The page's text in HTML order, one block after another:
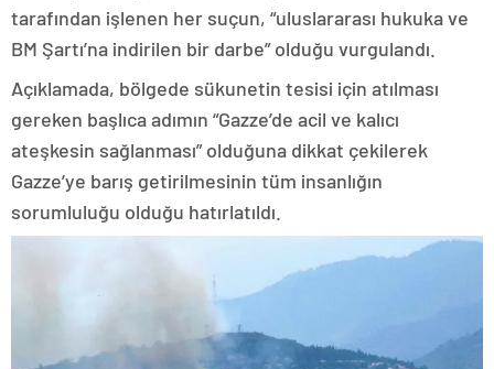
tarafından işlenen her suçun, “uluslararası hukuka ve
BM Şartı’na indirilen bir darbe” olduğu vurgulandı.
Açıklamada, bölgede sükunetin tesisi için atılması
gereken başlıca adımın “Gazze’de acil ve kalıcı
ateşkesin sağlanması” olduğuna dikkat çekilerek
Gazze’ye barış getirilmesinin tüm insanlığın
sorumluluğu olduğu hatırlatıldı.